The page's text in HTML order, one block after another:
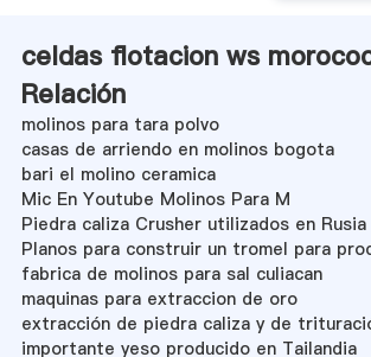
celdas flotacion ws
Relación
molinos para tara polvo
casas de arriendo en molinos bogota
bari el molino ceramica
Mic En Youtube Molinos Para M
Piedra caliza Crusher utilizados en
Planos para construir un tromel para
fabrica de molinos para sal culiacan
maquinas para extraccion de oro
extracción de piedra caliza y de
importante yeso producido en Tailandia